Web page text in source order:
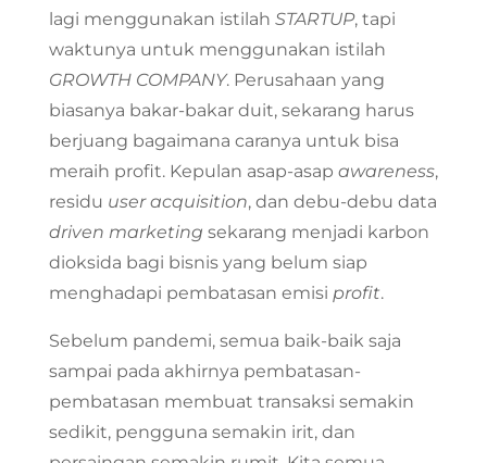
lagi menggunakan istilah STARTUP, tapi
waktunya untuk menggunakan istilah
GROWTH COMPANY. Perusahaan yang
biasanya bakar-bakar duit, sekarang harus
berjuang bagaimana caranya untuk bisa
meraih profit. Kepulan asap-asap awareness,
residu user acquisition, dan debu-debu data
driven marketing sekarang menjadi karbon
dioksida bagi bisnis yang belum siap
menghadapi pembatasan emisi profit.
Sebelum pandemi, semua baik-baik saja
sampai pada akhirnya pembatasan-
pembatasan membuat transaksi semakin
sedikit, pengguna semakin irit, dan